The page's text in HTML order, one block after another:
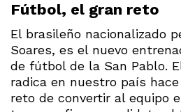
Fútbol, el gran reto
El brasileño nacionalizado
Soares, es el nuevo
de fútbol de la San Pablo.
radica en nuestro país
reto de convertir al equipo